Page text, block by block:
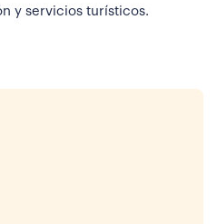
y servicios turísticos.